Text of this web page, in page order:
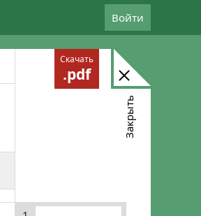
Войти
Закрыть
Скачать
.pdf